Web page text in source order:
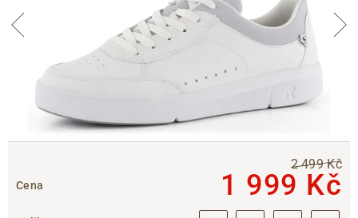
Cena
2 499 Kč
1 999 Kč